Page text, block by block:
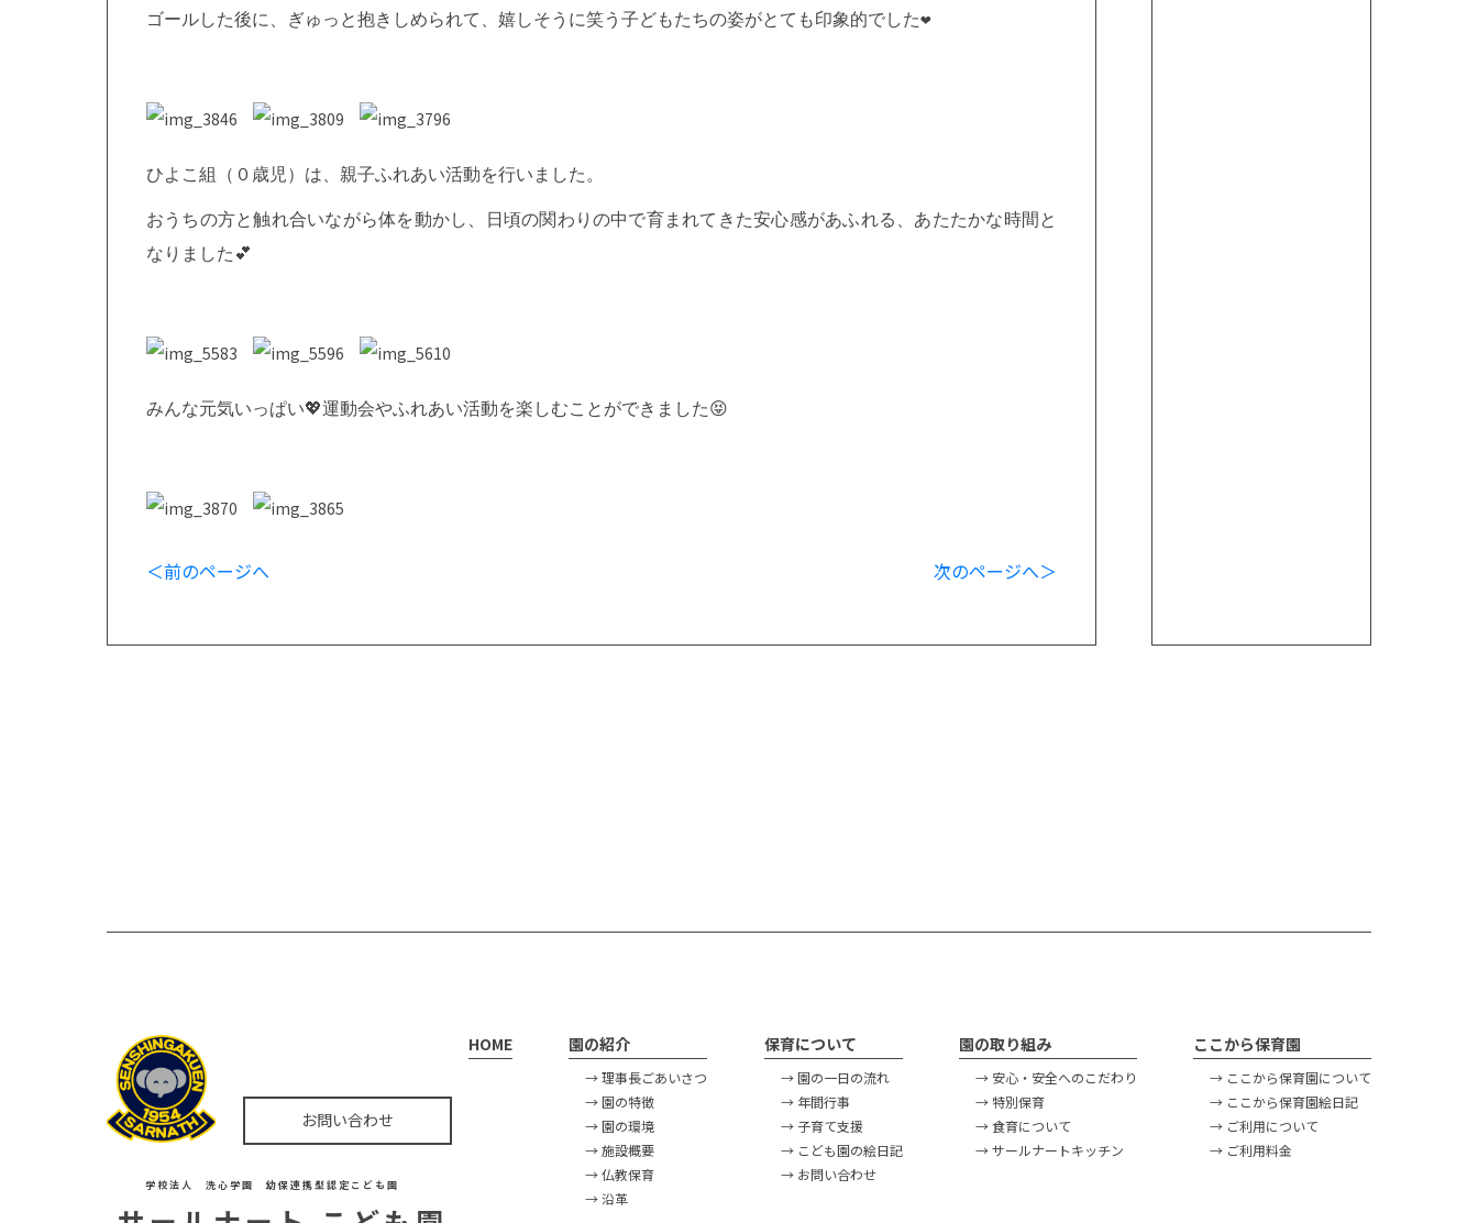
ゴールした後に、ぎゅっと抱きしめられて、嬉しそうに笑う子どもたちの姿がとても印象的でした❤️
ひよこ組（０歳児）は、親子ふれあい活動を行いました。
おうちの方と触れ合いながら体を動かし、日頃の関わりの中で育まれてきた安心感があふれる、あたたかな時間と
なりました 💕
みんな元気いっぱい💖運動会やふれあい活動を楽しむことができました😝
＜前のページへ 次のページへ＞
お問い合わせ
学校法人 洗心学園 幼保連携型認定こども園
HOME 園の紹介
→ 理事長ごあいさつ
→ 園の特徴
→ 園の環境
→ 施設概要
→ 仏教保育
→ 沿革
保育について
→ 園の一日の流れ
→ 年間行事
→ 子育て支援
→ こども園の絵日記
→ お問い合わせ
園の取り組み
→ 安心・安全へのこだわり
→ 特別保育
→ 食育について
→ サールナートキッチン
ここから保育園
→ ここから保育園について
→ ここから保育園絵日記
→ ご利用について
→ ご利用料金